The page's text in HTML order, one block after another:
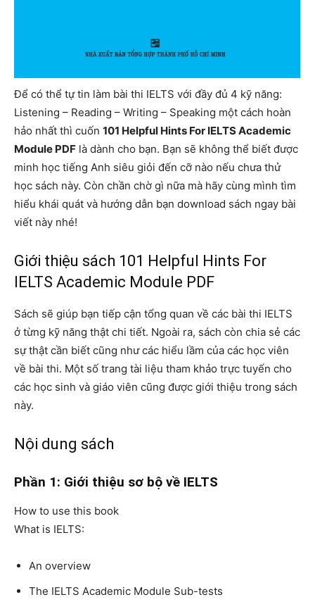
Để có thể tự tin làm bài thi IELTS với đầy đủ 4 kỹ năng:
Listening – Reading – Writing – Speaking một cách hoàn
hảo nhất thì cuốn 101 Helpful Hints For IELTS Academic
Module PDF là dành cho bạn. Bạn sẽ không thể biết được
minh học tiếng Anh siêu giỏi đến cỡ nào nếu chưa thử
học sách này. Còn chần chờ gì nữa mà hãy cùng mình tìm
hiểu khái quát và hướng dẫn bạn download sách ngay bài
viết này nhé!
Giới thiệu sách 101 Helpful Hints For
IELTS Academic Module PDF
Sách sẽ giúp bạn tiếp cận tổng quan về các bài thi IELTS
ở từng kỹ năng thật chi tiết. Ngoài ra, sách còn chia sẻ các
sự thật cần biết cũng như các hiểu lầm của các học viên
về bài thi. Một số trang tài liệu tham khảo trực tuyến cho
các học sinh và giáo viên cũng được giới thiệu trong sách
này.
Nội dung sách
Phần 1: Giới thiệu sơ bộ về IELTS
How to use this book
What is IELTS:
An overview
The IELTS Academic Module Sub-tests